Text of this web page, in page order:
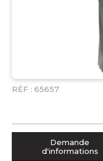
RÉF : 65657
Demande
d'informations